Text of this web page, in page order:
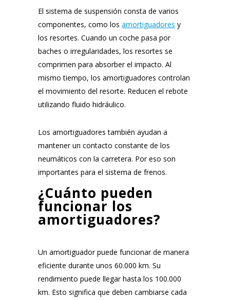
El sistema de suspensión consta de varios
componentes, como los amortiguadores y
los resortes. Cuando un coche pasa por
baches o irregularidades, los resortes se
comprimen para absorber el impacto. Al
mismo tiempo, los amortiguadores controlan
el movimiento del resorte. Reducen el rebote
utilizando fluido hidráulico.
Los amortiguadores también ayudan a
mantener un contacto constante de los
neumáticos con la carretera. Por eso son
importantes para el sistema de frenos.
¿Cuánto pueden
funcionar los
amortiguadores?
Un amortiguador puede funcionar de manera
eficiente durante unos 60.000 km. Su
rendimiento puede llegar hasta los 100.000
km. Esto significa que deben cambiarse cada